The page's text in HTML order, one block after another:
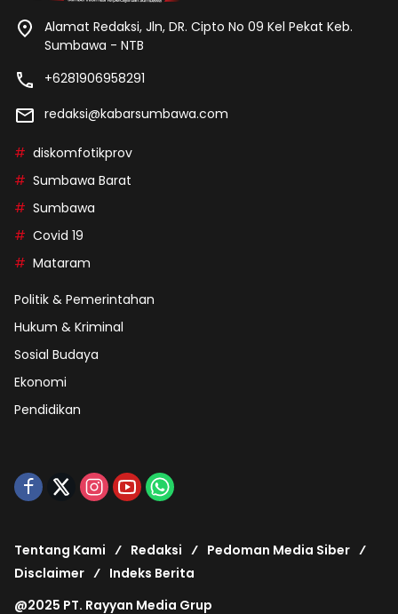
Alamat Redaksi, Jln, DR. Cipto No 09 Kel Pekat Keb.
Sumbawa - NTB
+6281906958291
redaksi@kabarsumbawa.com
diskomfotikprov
Sumbawa Barat
Sumbawa
Covid 19
Mataram
Politik & Pemerintahan
Hukum & Kriminal
Sosial Budaya
Ekonomi
Pendidikan
Tentang Kami Redaksi
Pedoman Media Siber
Disclaimer
Indeks Berita
@2025 PT. Rayyan Media Grup